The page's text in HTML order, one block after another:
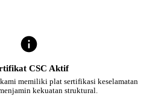
CSC Aktif
memiliki plat sertifikasi keselamatan
kekuatan struktural.